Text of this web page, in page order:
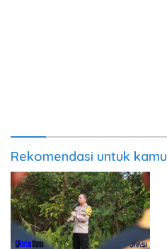
Rekomendasi untuk kamu